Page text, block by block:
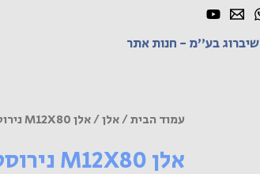
שיברוג בע"מ - חנות אתר
עמוד הבית/אלן/ אלן M12X80 נירוסטה A2
אלן M12X80 נירוסטה A2